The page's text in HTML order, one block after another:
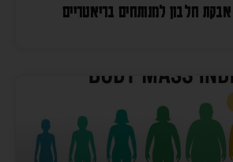
חלבון למנותחים בריאטריים